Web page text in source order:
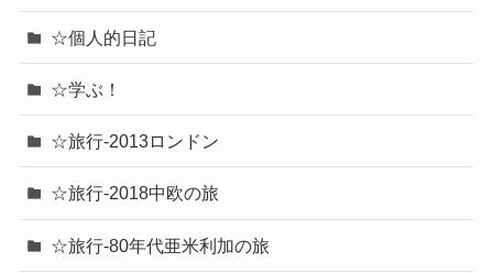
☆個人的日記
☆学ぶ！
☆旅行-2013ロンドン
☆旅行-2018中欧の旅
☆旅行-80年代亜米利加の旅